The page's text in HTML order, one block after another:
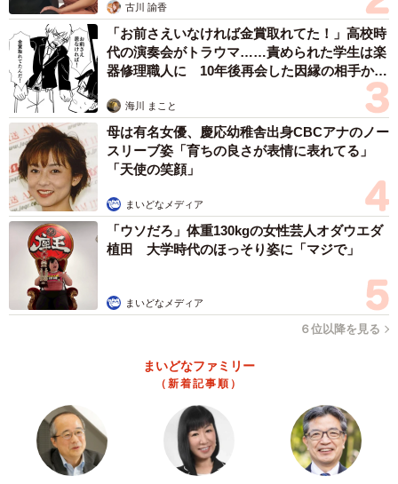
20年前の映画チケットの半券が入っていた実際のバッグ（おみかんさん
提供）
古川 諭香
「お前さえいなければ金賞取れてた！」高校時
代の演奏会がトラウマ……責められた学生は楽
器修理職人に 10年後再会した因縁の相手から
海川 まこと
母は有名女優、慶応幼稚舎出身CBCアナのノー
スリーブ姿「育ちの良さが表情に表れてる」
「天使の笑顔」
まいどなメディア
「ウソだろ」体重130kgの女性芸人オダウエダ
植田 大学時代のほっそり姿に「マジで」
まいどなメディア
６位以降を見る
まいどなファミリー
（新着記事順）